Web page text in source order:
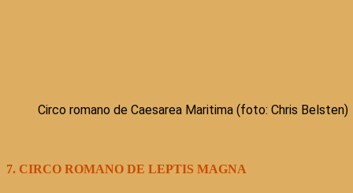
Circo romano de Caesarea Maritima (foto: Chris Belsten)
7. CIRCO ROMANO DE LEPTIS MAGNA